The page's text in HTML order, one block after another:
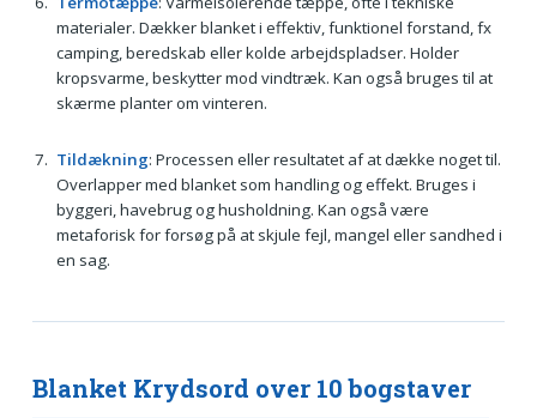
materialer. Dækker blanket i effektiv, funktionel forstand, fx
camping, beredskab eller kolde arbejdspladser. Holder
kropsvarme, beskytter mod vindtræk. Kan også bruges til at
skærme planter om vinteren.
Tildækning: Processen eller resultatet af at dække noget til.
Overlapper med blanket som handling og effekt. Bruges i
byggeri, havebrug og husholdning. Kan også være
metaforisk for forsøg på at skjule fejl, mangel eller sandhed i
en sag.
Blanket Krydsord over 10 bogstaver